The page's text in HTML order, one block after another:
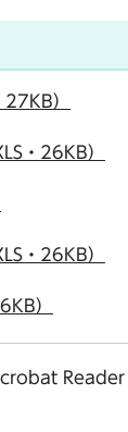
）
・26KB）
・26KB）
）